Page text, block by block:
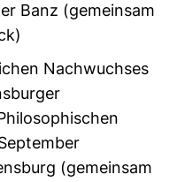
Banz (gemeinsam
Nachwuchses
(gemeinsam